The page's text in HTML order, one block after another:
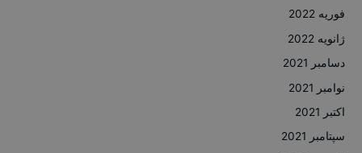
فوریه 2022
ژانویه 2022
دسامبر 2021
نوامبر 2021
اکتبر 2021
سپتامبر 2021